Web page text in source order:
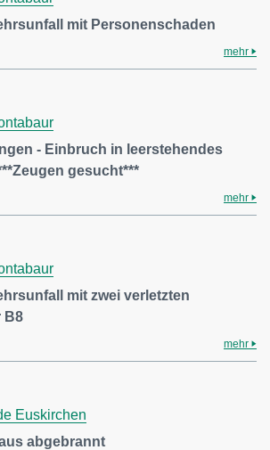
mit Personenschaden
mehr
- Einbruch in leerstehendes
gesucht***
mehr
mit zwei verletzten
B8
mehr
Euskirchen
abgebrannt